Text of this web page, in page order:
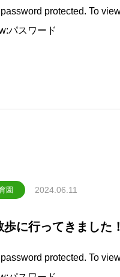
protected. To
パスワード
園 2024.06.11
に行ってきました！
protected. To